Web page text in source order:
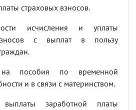
страховых взносов.
исчисления и уплаты
с выплат в пользу
пособия по временной
и в связи с материнством.
заработной платы